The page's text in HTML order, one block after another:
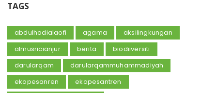
TAGS
abdulhadialaofi agama
aksilingkungan
almusricianjur
berita
biodiiversiti
darularqam
darularqammuhammadiyah
ekopesanren
ekopesantren